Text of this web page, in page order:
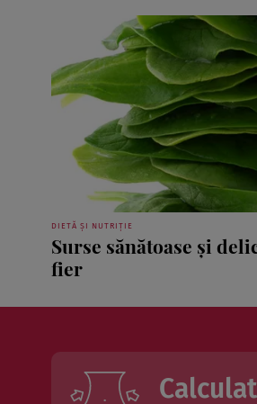
DIETĂ ȘI NUTRIȚIE
Surse sănătoase şi
fier